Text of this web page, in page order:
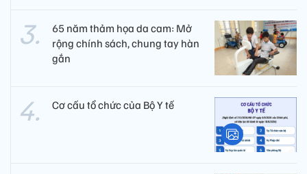
65 năm thảm họa da cam: Mở
rộng chính sách, chung tay hàn
gắn
Cơ cấu tổ chức của Bộ Y tế